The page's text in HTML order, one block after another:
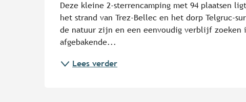
Deze kleine 2-sterrencamping met 94 plaatsen
het strand van Trez-Bellec en het dorp Telgruc-
de natuur zijn en een eenvoudig verblijf zoeken
afgebakende...
Lees verder